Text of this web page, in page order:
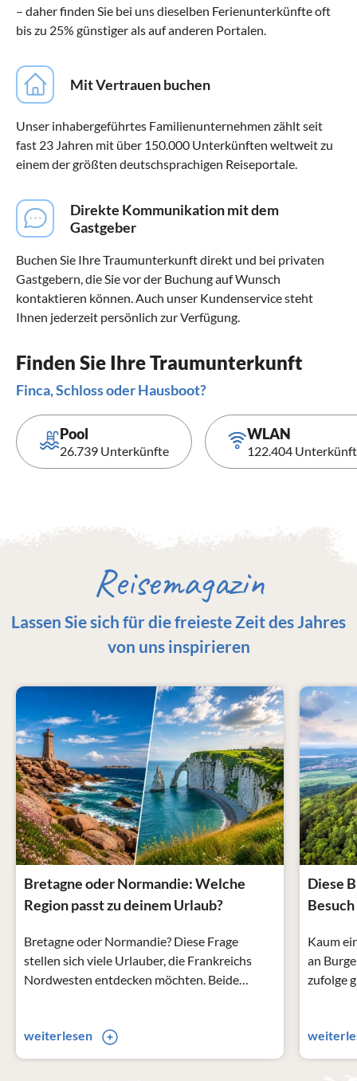
– daher finden Sie bei uns dieselben Ferienunterkünfte oft
bis zu 25% günstiger als auf anderen Portalen.
Mit Vertrauen buchen
Unser inhabergeführtes Familienunternehmen zählt seit
fast 23 Jahren mit über 150.000 Unterkünften weltweit zu
einem der größten deutschsprachigen Reiseportale.
Direkte Kommunikation mit dem
Gastgeber
Buchen Sie Ihre Traumunterkunft direkt und bei privaten
Gastgebern, die Sie vor der Buchung auf Wunsch
kontaktieren können. Auch unser Kundenservice steht
Ihnen jederzeit persönlich zur Verfügung.
Finden Sie Ihre Traumunterkunft
Finca, Schloss oder Hausboot?
Pool
26.739 Unterkünfte
WLAN
122.404
Reisemagazin
Lassen Sie sich für die freieste Zeit des Jahres
von uns inspirieren
Bretagne oder Normandie: Welche
Region passt zu deinem Urlaub?
Bretagne oder Normandie? Diese Frage
stellen sich viele Urlauber, die Frankreichs
Nordwesten entdecken möchten. Beide
eignen sich hervorragend für einen Urlaub im
Ferienhaus. Dennoch unterscheiden sie sich
weiterlesen
Diese
Kaum
an
zufolge
und